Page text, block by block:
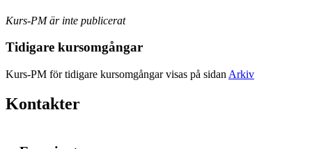
Kurs-PM är inte publicerat
Tidigare kursomgångar
Kurs-PM för tidigare kursomgångar visas på sidan Arkiv
Kontakter